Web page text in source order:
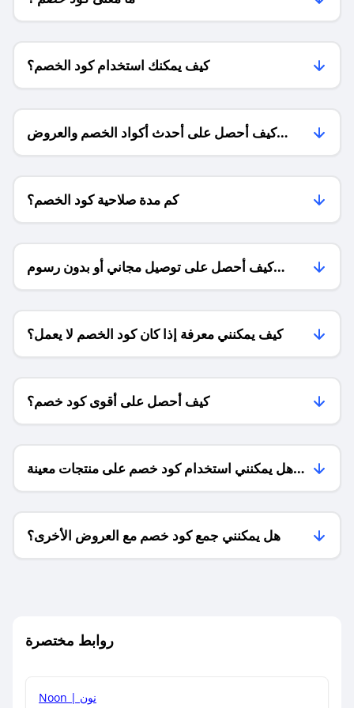
كيف يمكنك استخدام كود الخصم؟
كيف أحصل على أحدث أكواد الخصم والعروض
للمتاجر؟
كم مدة صلاحية كود الخصم؟
كيف أحصل على توصيل مجاني أو بدون رسوم
الشحن ؟
كيف يمكنني معرفة إذا كان كود الخصم لا يعمل؟
كيف أحصل على أقوى كود خصم؟
هل يمكنني استخدام كود خصم على منتجات معينة
فقط؟
هل يمكنني جمع كود خصم مع العروض الأخرى؟
روابط مختصرة
Noon | نون